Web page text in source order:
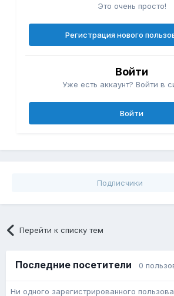
Это очень просто!
Регистрация нового
Войти
Уже есть аккаунт? Войти в
Войти
Подписчики
Перейти к списку тем
Последние посетители 0
Ни одного зарегистрированного